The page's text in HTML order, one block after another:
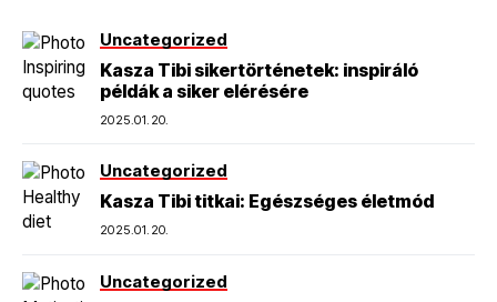
Uncategorized
Kasza Tibi sikertörténetek: inspiráló
példák a siker elérésére
2025.01.20.
Uncategorized
Kasza Tibi titkai: Egészséges életmód
2025.01.20.
Uncategorized